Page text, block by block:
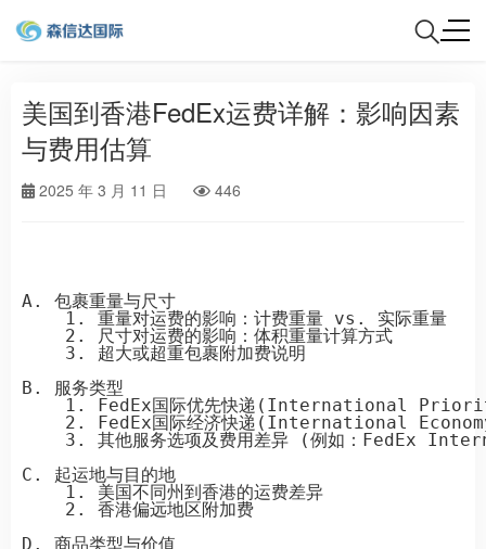
美国到香港FedEx运费详解：影响因素
与费用估算
2025 年 3 月 11 日 446
A. 包裹重量与尺寸
    1. 重量对运费的影响：计费重量 vs. 实际重量
    2. 尺寸对运费的影响：体积重量计算方式
    3. 超大或超重包裹附加费说明
B. 服务类型
1. FedEx国际优先快递(International
2. FedEx国际经济快递(International
3. 其他服务选项及费用差异 (例如：FedEx
C. 起运地与目的地
    1. 美国不同州到香港的运费差异
    2. 香港偏远地区附加费
D. 商品类型与价值